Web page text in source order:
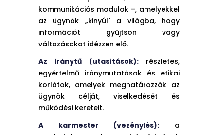
kommunikációs modulok –, amelyekkel
az ügynök „kinyúl" a világba, hogy
információt gyűjtsön vagy
változásokat idézzen elő.
Az iránytű (utasítások): részletes,
egyértelmű iránymutatások és etikai
korlátok, amelyek meghatározzák az
ügynök célját, viselkedését és
működési kereteit.
A karmester (vezénylés): a